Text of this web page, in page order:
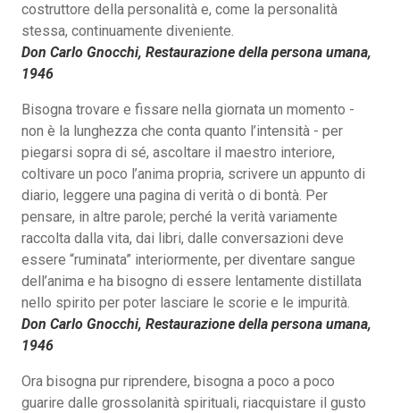
costruttore della personalità e, come la personalità
stessa, continuamente diveniente.
Don Carlo Gnocchi, Restaurazione della persona umana,
1946
Bisogna trovare e fissare nella giornata un momento -
non è la lunghezza che conta quanto l’intensità - per
piegarsi sopra di sé, ascoltare il maestro interiore,
coltivare un poco l’anima propria, scrivere un appunto di
diario, leggere una pagina di verità o di bontà. Per
pensare, in altre parole; perché la verità variamente
raccolta dalla vita, dai libri, dalle conversazioni deve
essere “ruminata” interiormente, per diventare sangue
dell’anima e ha bisogno di essere lentamente distillata
nello spirito per poter lasciare le scorie e le impurità.
Don Carlo Gnocchi, Restaurazione della persona umana,
1946
Ora bisogna pur riprendere, bisogna a poco a poco
guarire dalle grossolanità spirituali, riacquistare il gusto